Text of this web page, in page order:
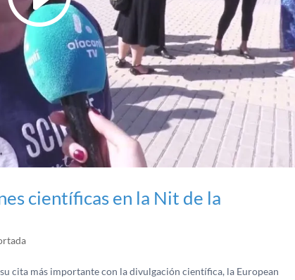
científicas en la Nit de la
cita más importante con la divulgación científica, la European